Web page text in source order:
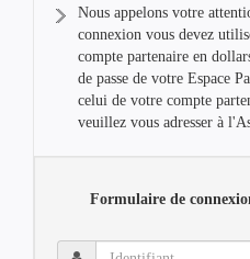
Nous appelons votre
connexion vous devez
compte partenaire en
de passe de votre Espace
celui de votre compte
veuillez vous adresser à
Formulaire de
Identifiant